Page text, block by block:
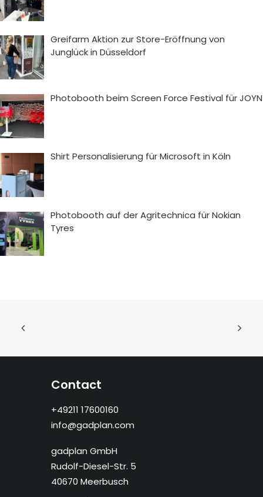
Greifarm Aktion zur Store-Eröffnung von
Junglück in Düsseldorf
Photobooth beim Screen Force Festival für JOYN
Shirt Personalisierung für Microsoft in Köln
Photobooth auf der Agritechnica für Nokian
Tyres
Contact
+49211 17600160
info@gadplan.com
gadplan GmbH
Rudolf-Diesel-Str. 5
40670 Meerbusch